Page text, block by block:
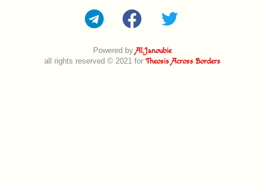
Powered by Al.Janoubie
all rights reserved © 2021 for Theosis Across Borders